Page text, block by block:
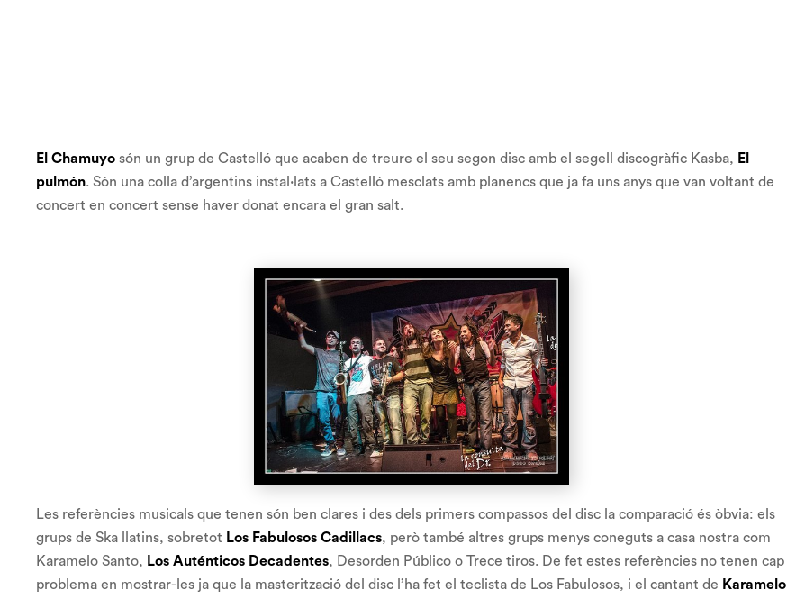
El Chamuyo són un grup de Castelló que acaben de treure el seu segon disc amb el segell discogràfic Kasba, El
pulmón. Són una colla d’argentins instal·lats a Castelló mesclats amb planencs que ja fa uns anys que van voltant de
concert en concert sense haver donat encara el gran salt.
Les referències musicals que tenen són ben clares i des dels primers compassos del disc la comparació és òbvia: els
grups de Ska llatins, sobretot Los Fabulosos Cadillacs, però també altres grups menys coneguts a casa nostra com
Karamelo Santo, Los Auténticos Decadentes, Desorden Público o Trece tiros. De fet estes referències no tenen cap
problema en mostrar-les ja que la masterització del disc l’ha fet el teclista de Los Fabulosos, i el cantant de Karamelo